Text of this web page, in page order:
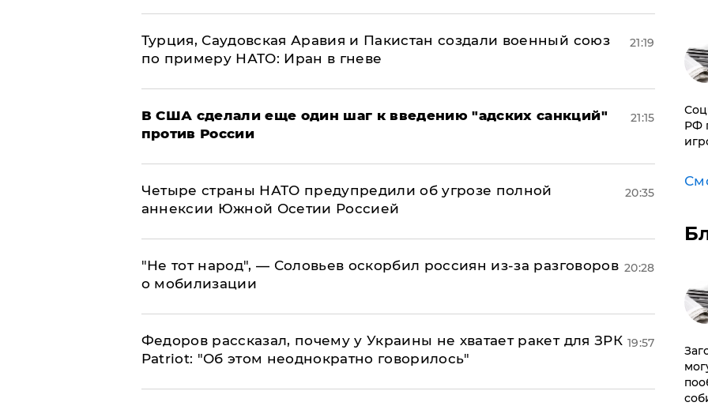
Турция, Саудовская Аравия и Пакистан создали военный союз
по примеру НАТО: Иран в гневе
21:19
В США сделали еще один шаг к введению "адских санкций"
против России
21:15
Четыре страны НАТО предупредили об угрозе полной
аннексии Южной Осетии Россией
20:35
​"Не тот народ", — Соловьев оскорбил россиян из-за разговоров
о мобилизации
20:28
Федоров рассказал, почему у Украины не хватает ракет для ЗРК
Patriot: "Об этом неоднократно говорилось"
19:57
РФ